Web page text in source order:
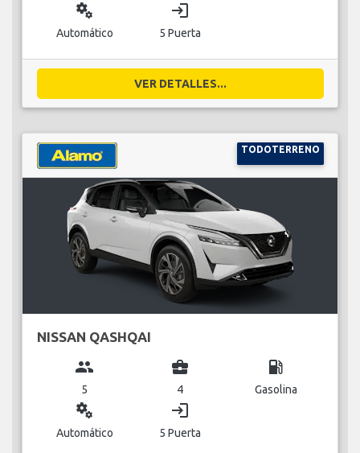
miscellaneous_services
Automático
login
5 Puerta
VER DETALLES...
TODOTERRENO
NISSAN QASHQAI
group
5
business_center
4
local_gas_station
Gasolina
miscellaneous_services
Automático
login
5 Puerta